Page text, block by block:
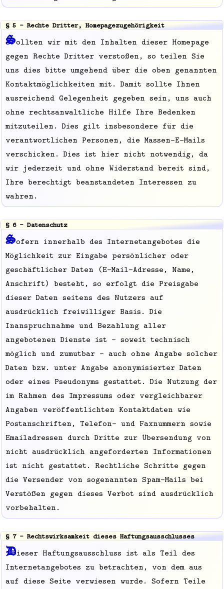
§ 5 - Rechte Dritter, Homepagezugehörigkeit
Sollten wir mit den Inhalten dieser Homepage
gegen Rechte Dritter verstoßen, so teilen Sie
uns dies bitte umgehend über die oben genannten
Kontaktmöglichkeiten mit. Damit sollte Ihnen
ausreichend Gelegenheit gegeben sein, uns auch
ohne rechtsanwaltliche Hilfe Ihre Bedenken
mitzuteilen. Dies gilt insbesondere für die
verantwortlichen Personen, die Massen-E-Mails
verschicken. Dies ist hier nicht notwendig, da
wir jederzeit und ohne Widerstand bereit sind,
Ihre berechtigt beanstandeten Interessen zu
wahren.
§ 6 - Datenschutz
Sofern innerhalb des Internetangebotes die
Möglichkeit zur Eingabe persönlicher oder
geschäftlicher Daten (E-Mail-Adresse, Name,
Anschrift) besteht, so erfolgt die Preisgabe
dieser Daten seitens des Nutzers auf
ausdrücklich freiwilliger Basis. Die
Inanspruchnahme und Bezahlung aller
angebotenen Dienste ist - soweit technisch
möglich und zumutbar - auch ohne Angabe solcher
Daten bzw. unter Angabe anonymisierter Daten
oder eines Pseudonyms gestattet. Die Nutzung der
im Rahmen des Impressums oder vergleichbarer
Angaben veröffentlichten Kontaktdaten wie
Postanschriften, Telefon- und Faxnummern sowie
Emailadressen durch Dritte zur Übersendung von
nicht ausdrücklich angeforderten Informationen
ist nicht gestattet. Rechtliche Schritte gegen
die Versender von sogenannten Spam-Mails bei
Verstößen gegen dieses Verbot sind ausdrücklich
vorbehalten.
§ 7 - Rechtswirksamkeit dieses Haftungsausschlusses
Dieser Haftungsausschluss ist als Teil des
Internetangebotes zu betrachten, von dem aus
auf diese Seite verwiesen wurde. Sofern Teile